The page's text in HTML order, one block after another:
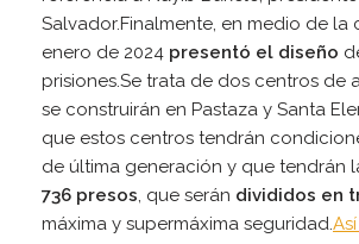
Salvador.Finalmente, en medio de la
enero de 2024 presentó el diseño
prisiones.Se trata de dos centros de
se construirán en Pastaza y Santa
que estos centros tendrán
de última generación y que tendrán
736 presos, que serán divididos en
máxima y supermáxima seguridad.